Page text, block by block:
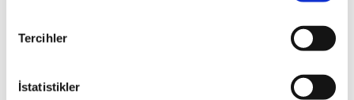
Tercihler
İstatistikler
Yönetim Kurulu Başkan Vekili